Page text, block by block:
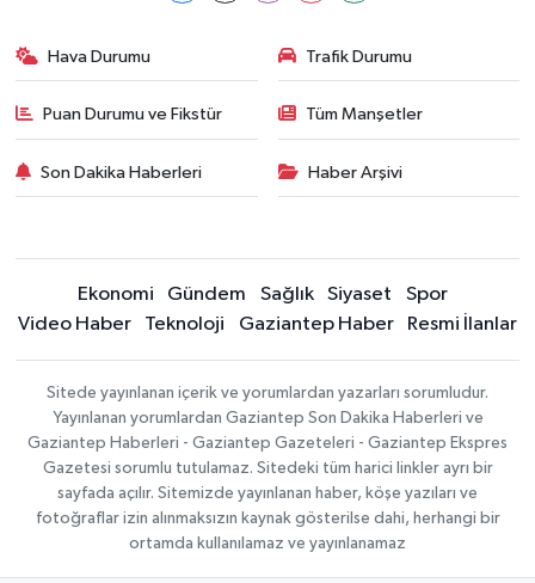
Hava Durumu Trafik Durumu
Puan Durumu ve Fikstür Tüm Manşetler
Son Dakika Haberleri Haber Arşivi
Ekonomi Gündem Sağlık Siyaset
Spor
Video Haber
Teknoloji Gaziantep Haber Resmi İlanlar
Sitede yayınlanan içerik ve yorumlardan yazarları sorumludur.
Yayınlanan yorumlardan Gaziantep Son Dakika Haberleri ve
Gaziantep Haberleri - Gaziantep Gazeteleri - Gaziantep Ekspres
Gazetesi sorumlu tutulamaz. Sitedeki tüm harici linkler ayrı bir
sayfada açılır. Sitemizde yayınlanan haber, köşe yazıları ve
fotoğraflar izin alınmaksızın kaynak gösterilse dahi, herhangi bir
ortamda kullanılamaz ve yayınlanamaz